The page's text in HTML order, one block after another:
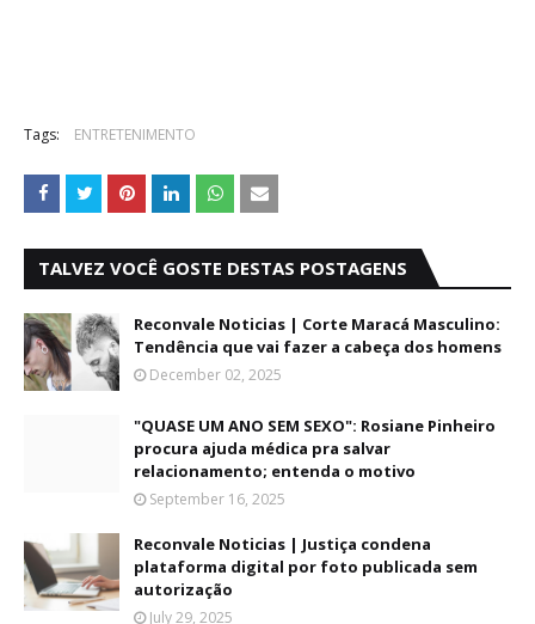
Tags: ENTRETENIMENTO
TALVEZ VOCÊ GOSTE DESTAS POSTAGENS
Reconvale Noticias | Corte Maracá Masculino:
Tendência que vai fazer a cabeça dos homens
December 02, 2025
"QUASE UM ANO SEM SEXO": Rosiane Pinheiro
procura ajuda médica pra salvar
relacionamento; entenda o motivo
September 16, 2025
Reconvale Noticias | Justiça condena
plataforma digital por foto publicada sem
autorização
July 29, 2025